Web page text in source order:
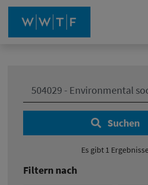
Suchen
Es gibt 1
Filtern nach